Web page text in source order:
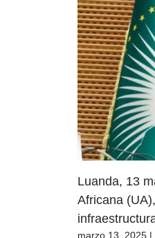
Luanda, 13
Africana
marzo 13, 2025 |